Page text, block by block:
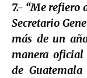
7.- “Me
Secretario
más de un
manera oficial
de